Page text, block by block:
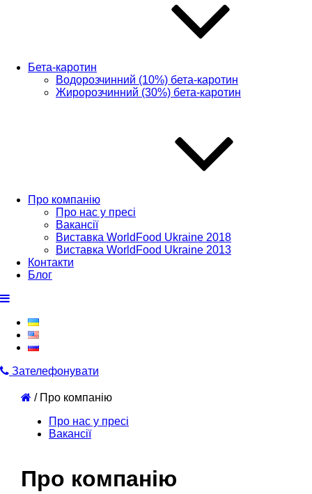
Бета-каротин
Водорозчинний (10%) бета-каротин
Жиророзчинний (30%) бета-каротин
Про компанію
Про нас у пресі
Вакансії
Виставка WorldFood Ukraine 2018
Виставка WorldFood Ukraine 2013
Контакти
Блог
Зателефонувати
/ Про компанію
Про нас у пресі
Вакансії
Про компанію